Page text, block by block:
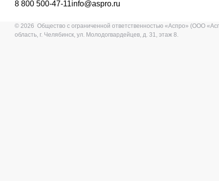
8 800 500-47-11info@aspro.ru
© 2026 Общество с ограниченной ответственностью «Аспро» (ООО
область, г. Челябинск, ул. Молодогвардейцев, д. 31, этаж 8.